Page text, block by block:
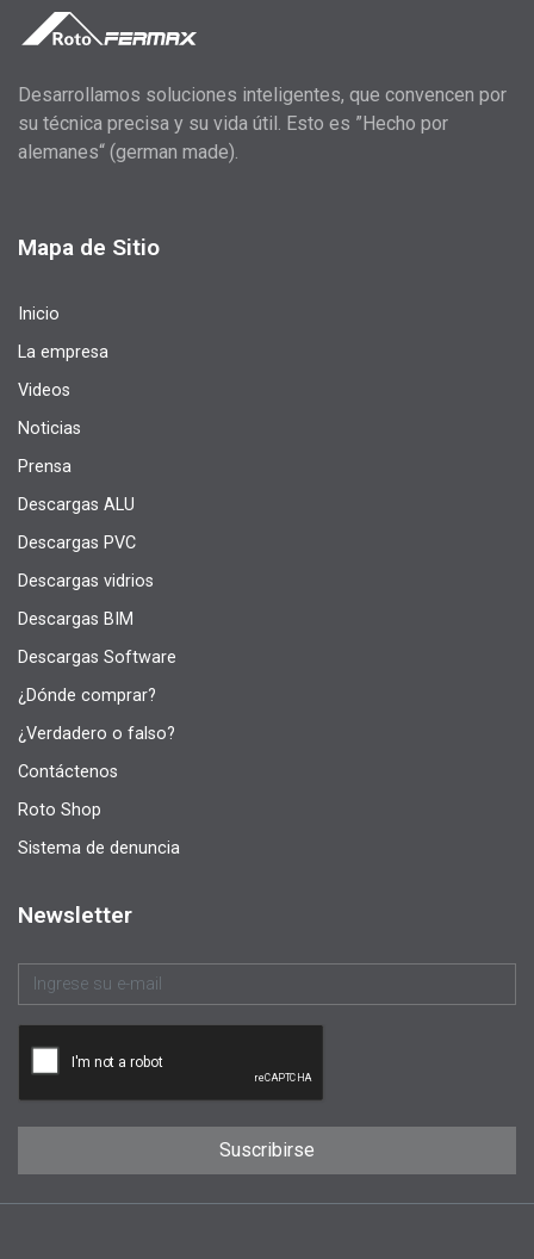
Desarrollamos soluciones inteligentes, que convencen por
su técnica precisa y su vida útil. Esto es ”Hecho por
alemanes“ (german made).
Mapa de Sitio
Inicio
La empresa
Videos
Noticias
Prensa
Descargas ALU
Descargas PVC
Descargas vidrios
Descargas BIM
Descargas Software
¿Dónde comprar?
¿Verdadero o falso?
Contáctenos
Roto Shop
Sistema de denuncia
Newsletter